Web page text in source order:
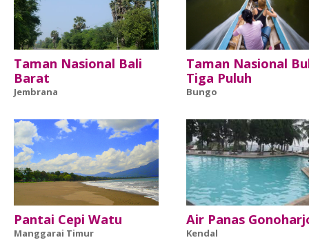
Taman Nasional Bali
Barat
Jembrana
Taman Nasional
Tiga Puluh
Bungo
Pantai Cepi Watu
Manggarai Timur
Air Panas
Kendal